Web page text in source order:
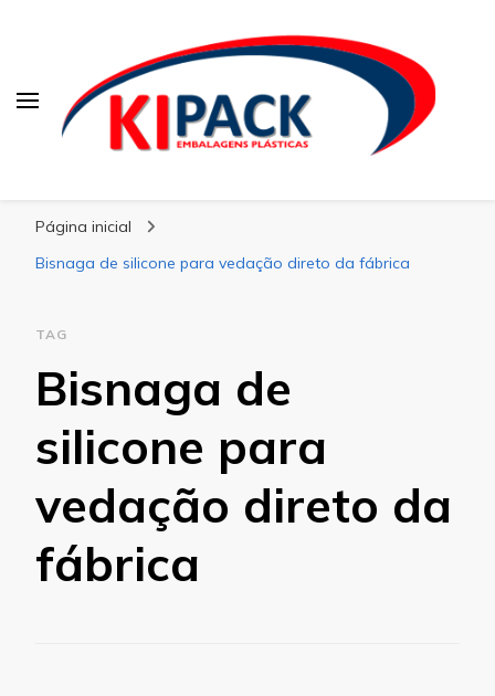
Página inicial
Bisnaga de silicone para vedação direto da fábrica
TAG
Bisnaga de
silicone para
vedação direto da
fábrica